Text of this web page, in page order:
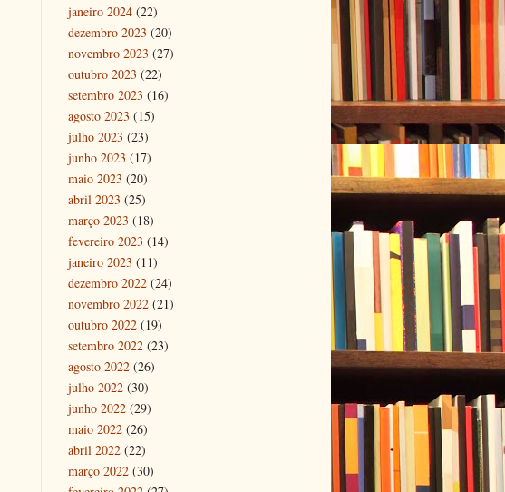
janeiro 2024 (22)
dezembro 2023 (20)
novembro 2023 (27)
outubro 2023 (22)
setembro 2023 (16)
agosto 2023 (15)
julho 2023 (23)
junho 2023 (17)
maio 2023 (20)
abril 2023 (25)
março 2023 (18)
fevereiro 2023 (14)
janeiro 2023 (11)
dezembro 2022 (24)
novembro 2022 (21)
outubro 2022 (19)
setembro 2022 (23)
agosto 2022 (26)
julho 2022 (30)
junho 2022 (29)
maio 2022 (26)
abril 2022 (22)
março 2022 (30)